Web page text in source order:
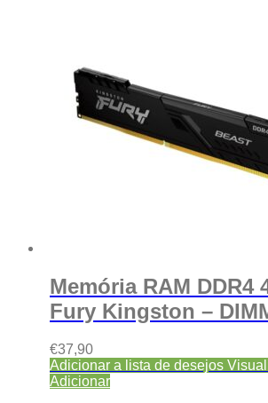
Memória RAM DDR4
Fury Kingston –
€37,90
Adicionar a lista de desejos
Adicionar